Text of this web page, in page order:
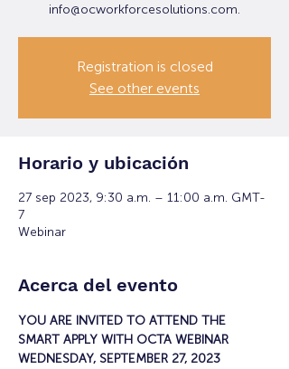
info@ocworkforcesolutions.com.
Registration is closed
See other events
Horario y ubicación
27 sep 2023, 9:30 a.m. – 11:00 a.m. GMT-
7
Webinar
Acerca del evento
YOU ARE INVITED TO ATTEND THE
SMART APPLY WITH OCTA WEBINAR
WEDNESDAY, SEPTEMBER 27, 2023